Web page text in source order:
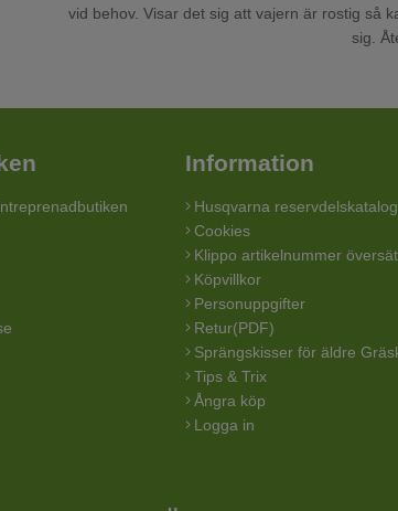
vid behov. Visar det sig att vajern är rostig så
sig.
Information
Husqvarna reservdelskatalog
Cookies
Klippo artikelnummer
Köpvillkor
Personuppgifter
Retur(PDF)
Sprängskisser för äldre
Tips & Trix
Ångra köp
Logga in